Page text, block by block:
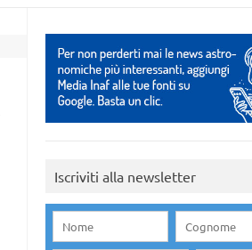
Iscriviti alla newsletter